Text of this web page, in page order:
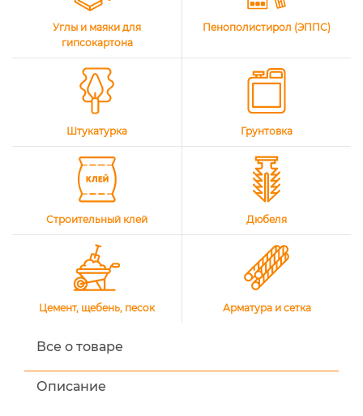
Углы и маяки для
гипсокартона
Пенополистирол (ЭППС)
Штукатурка Грунтовка
Строительный клей Дюбеля
Цемент, щебень, песок Арматура и сетка
Все о товаре
Описание